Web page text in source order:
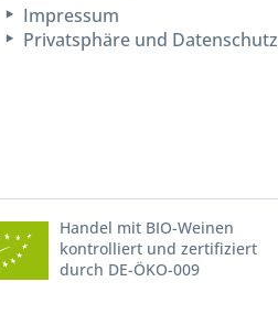
Impressum
Privatsphäre und Datenschutz
Handel mit BIO-Weinen
kontrolliert und zertifiziert
durch DE-ÖKO-009